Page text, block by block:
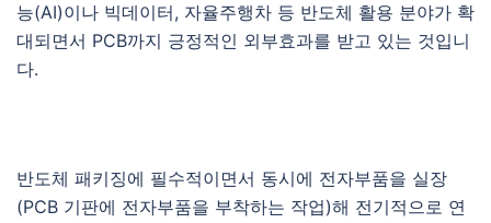
능(AI)이나 빅데이터, 자율주행차 등 반도체 활용 분야가 확
대되면서 PCB까지 긍정적인 외부효과를 받고 있는 것입니
다.
반도체 패키징에 필수적이면서 동시에 전자부품을 실장
(PCB 기판에 전자부품을 부착하는 작업)해 전기적으로 연